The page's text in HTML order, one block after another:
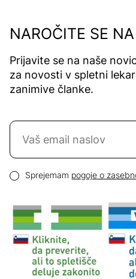
NAROČITE SE
Prijavite se na naše
za novosti v spletni
zanimive članke.
Naročite se na novice
Pogoji zasebnosti
Sprejemam pogoje o